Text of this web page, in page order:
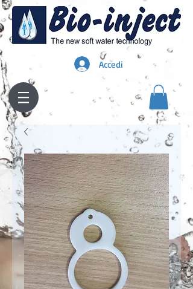
Accedi